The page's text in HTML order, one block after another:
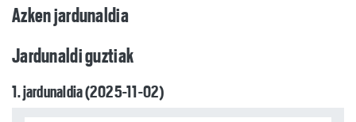
Azken jardunaldia
Jardunaldi guztiak
1. jardunaldia (2025-11-02)